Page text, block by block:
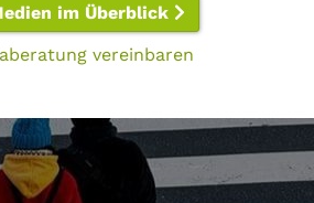
im Überblick
vereinbaren